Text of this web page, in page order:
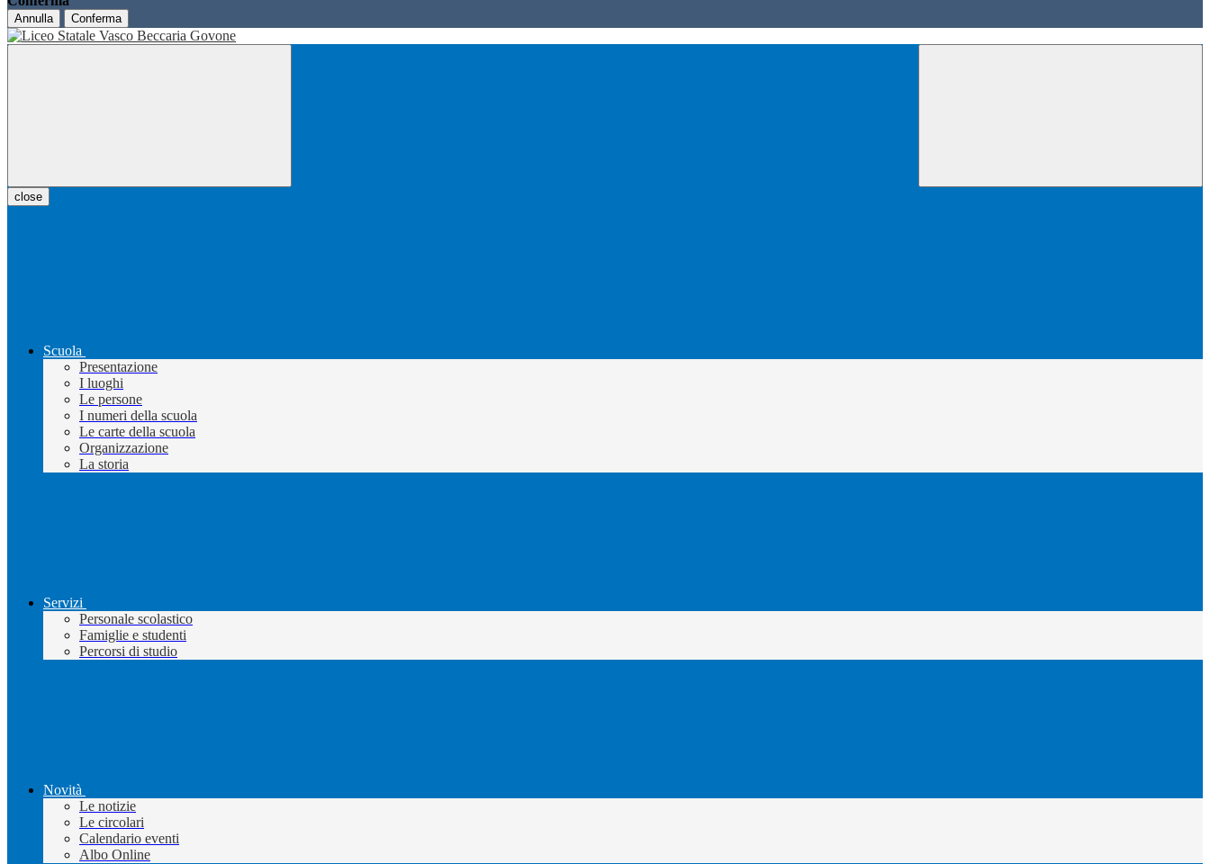
Annulla Conferma
close
Scuola
Presentazione
I luoghi
Le persone
I numeri della scuola
Le carte della scuola
Organizzazione
La storia
Servizi
Personale scolastico
Famiglie e studenti
Percorsi di studio
Novità
Le notizie
Le circolari
Calendario eventi
Albo Online